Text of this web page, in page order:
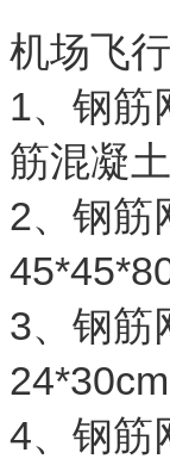
机场飞
1、钢筋
筋混凝
2、钢筋
3、钢筋
24*30cm
4、钢筋